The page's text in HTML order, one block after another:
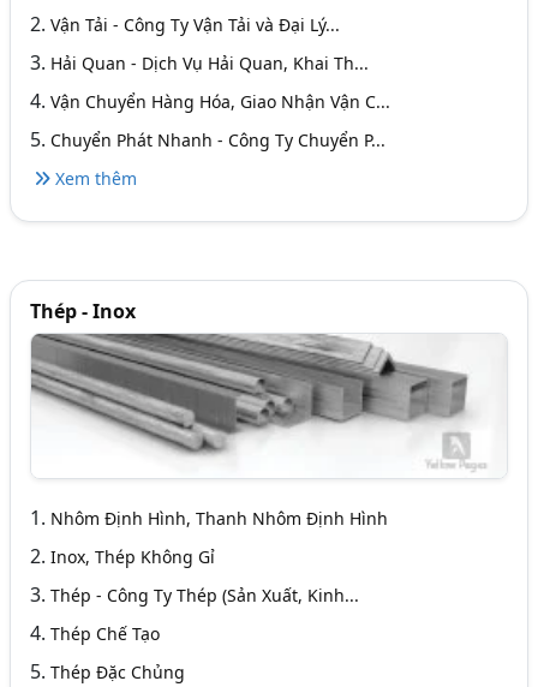
2. Vận Tải - Công Ty Vận Tải và Đại Lý...
3. Hải Quan - Dịch Vụ Hải Quan, Khai Th...
4. Vận Chuyển Hàng Hóa, Giao Nhận Vận C...
5. Chuyển Phát Nhanh - Công Ty Chuyển P...
Xem thêm
Thép - Inox
1. Nhôm Định Hình, Thanh Nhôm Định Hình
2. Inox, Thép Không Gỉ
3. Thép - Công Ty Thép (Sản Xuất, Kinh...
4. Thép Chế Tạo
5. Thép Đặc Chủng